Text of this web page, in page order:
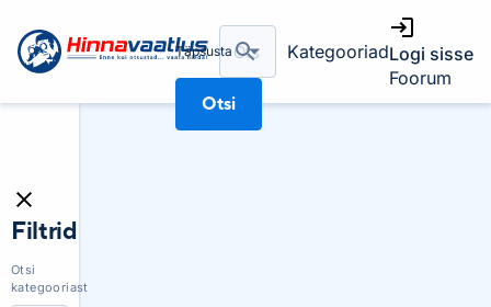
Täpsusta
Otsi
KategooriadLogi sisse
Foorum
Filtrid
Otsi
kategooriast